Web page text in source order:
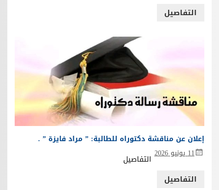
التفاصيل
إعلان عن مناقشة دكتوراه للطالبة: ” مراد فايزة ” .
11 يونيو 2026
التفاصيل
التفاصيل